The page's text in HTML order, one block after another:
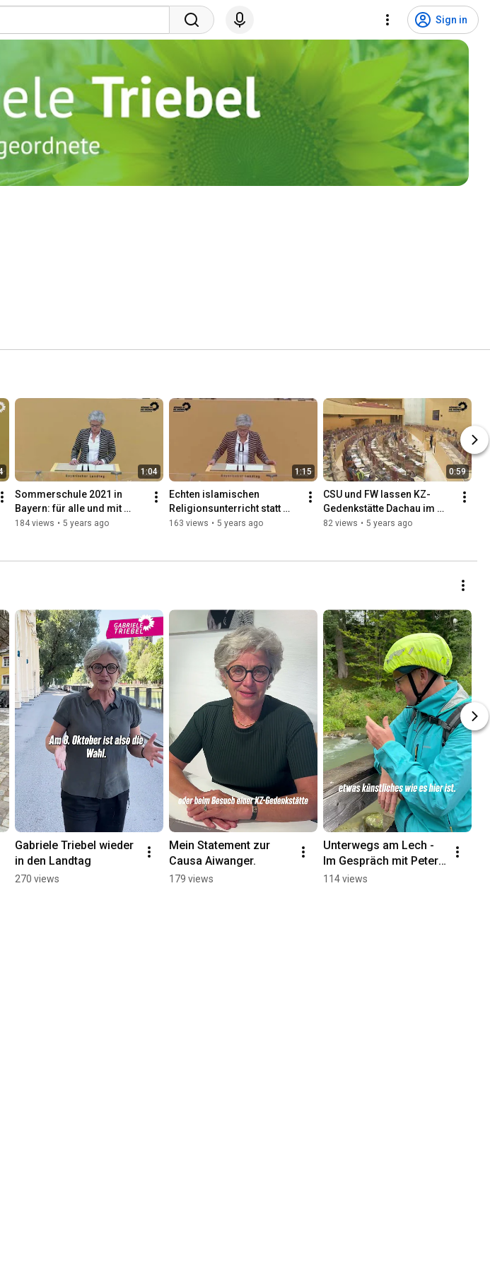
Sign in
1:04
Sommerschule 2021 in
Bayern: für alle und mit
Konzept – Bildungsteilhabe
184 views • 5 years ago
1:15
Echten islamischen
Religionsunterricht statt
Ethikunterricht in Bayern
163 views • 5 years ago
0:59
CSU und FW lassen KZ-
Gedenkstätte Dachau im
Regen stehen [Auszug
82 views • 5 years ago
Gabriele Triebel wieder
in den Landtag
270 views
Mein Statement zur
Causa Aiwanger.
179 views
Unterwegs am Lech -
Im Gespräch mit Peter
Satzger
114 views